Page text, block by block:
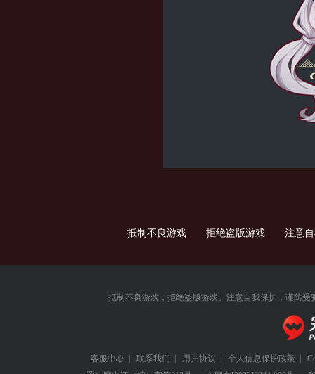
抵制不良游戏 拒绝盗版游戏 注意
抵制不良游戏，拒绝盗版游戏。注意自我保护，谨防受
客服中心 | 联系我们 | 用户协议 | 个人信息保护政策 |